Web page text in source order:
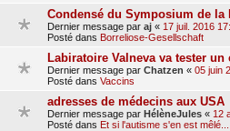
Condensé du Symposium de la
Dernier message par aj « 17 juil. 2016
Posté dans Borreliose-Gesellschaft
Labiratoire Valneva va tester
Dernier message par Chatzen « 05 juin
Posté dans Vaccins
adresses de médecins aux USA
Dernier message par HélèneJules « 12
Posté dans Et si l'autisme s'en est mêlé...